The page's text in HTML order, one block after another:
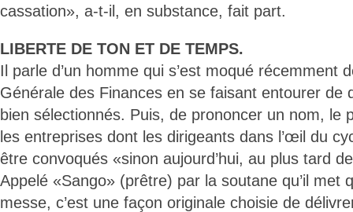
cassation», a-t-il, en substance, fait part.
LIBERTE DE TON ET DE TEMPS.
Il parle d’un homme qui s’est moqué récemment
Générale des Finances en se faisant entourer de
bien sélectionnés. Puis, de prononcer un nom, le
les entreprises dont les dirigeants dans l’œil du
être convoqués «sinon aujourd’hui, au plus tard
Appelé «Sango» (prêtre) par la soutane qu’il met
messe, c’est une façon originale choisie de